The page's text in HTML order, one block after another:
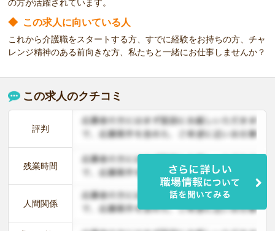
の方が活躍されています。
◆ この求人に向いている人
これから介護職をスタートする方、すでに経験をお持ちの方、チャ
レンジ精神のある前向きな方、私たちと一緒にお仕事しませんか？
この求人のクチコミ
評判
残業時間
人間関係